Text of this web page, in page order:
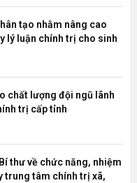
tạo nhằm nâng cao
lý luận chính trị cho sinh
chất lượng đội ngũ lãnh
trị cấp tỉnh
thư về chức năng, nhiệm
trung tâm chính trị xã,